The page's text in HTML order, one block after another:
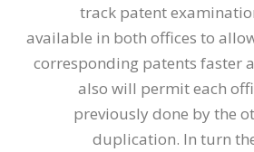
track patent
available in both offices to
corresponding patents faster
also will permit each
previously done by the
duplication. In turn